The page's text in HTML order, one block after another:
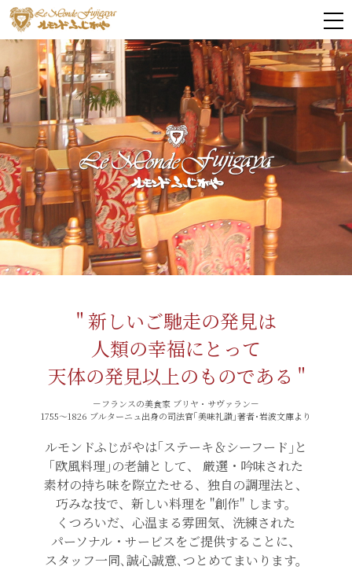
" 新しいご馳走の発見は
人類の幸福にとって
天体の発見以上のものである "
－フランスの美食家 ブリヤ・サヴァラン－
1755～1826 ブルターニュ出身の司法官｢美味礼讃｣著者･岩波文庫より
ルモンドふじがやは｢ステーキ＆シーフード｣と
｢欧風料理｣の老舗として、
厳選・吟味された
素材の持ち味を際立たせる、独自の調理法と、
巧みな技で、新しい料理を "創作" します。
くつろいだ、心温まる雰囲気、洗練された
パーソナル・サービスをご提供することに、
スタッフ一同､誠心誠意､つとめてまいります。